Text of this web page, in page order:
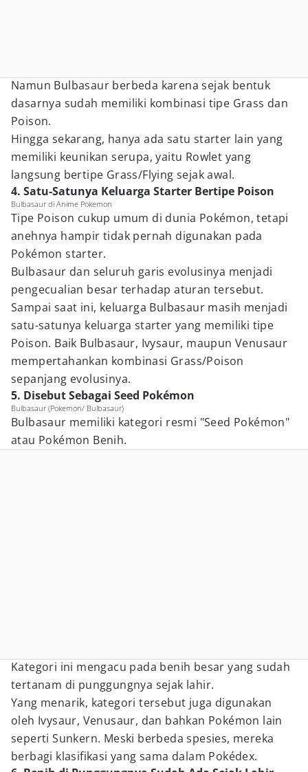
Namun Bulbasaur berbeda karena sejak bentuk
dasarnya sudah memiliki kombinasi tipe Grass dan
Poison.
Hingga sekarang, hanya ada satu starter lain yang
memiliki keunikan serupa, yaitu Rowlet yang
langsung bertipe Grass/Flying sejak awal.
4. Satu-Satunya Keluarga Starter Bertipe Poison
Bulbasaur di Anime Pokemon
Tipe Poison cukup umum di dunia Pokémon, tetapi
anehnya hampir tidak pernah digunakan pada
Pokémon starter.
Bulbasaur dan seluruh garis evolusinya menjadi
pengecualian besar terhadap aturan tersebut.
Sampai saat ini, keluarga Bulbasaur masih menjadi
satu-satunya keluarga starter yang memiliki tipe
Poison. Baik Bulbasaur, Ivysaur, maupun Venusaur
mempertahankan kombinasi Grass/Poison
sepanjang evolusinya.
5. Disebut Sebagai Seed Pokémon
Bulbasaur (Pokemon/ Bulbasaur)
Bulbasaur memiliki kategori resmi "Seed Pokémon"
atau Pokémon Benih.
Kategori ini mengacu pada benih besar yang sudah
tertanam di punggungnya sejak lahir.
Yang menarik, kategori tersebut juga digunakan
oleh Ivysaur, Venusaur, dan bahkan Pokémon lain
seperti Sunkern. Meski berbeda spesies, mereka
berbagi klasifikasi yang sama dalam Pokédex.